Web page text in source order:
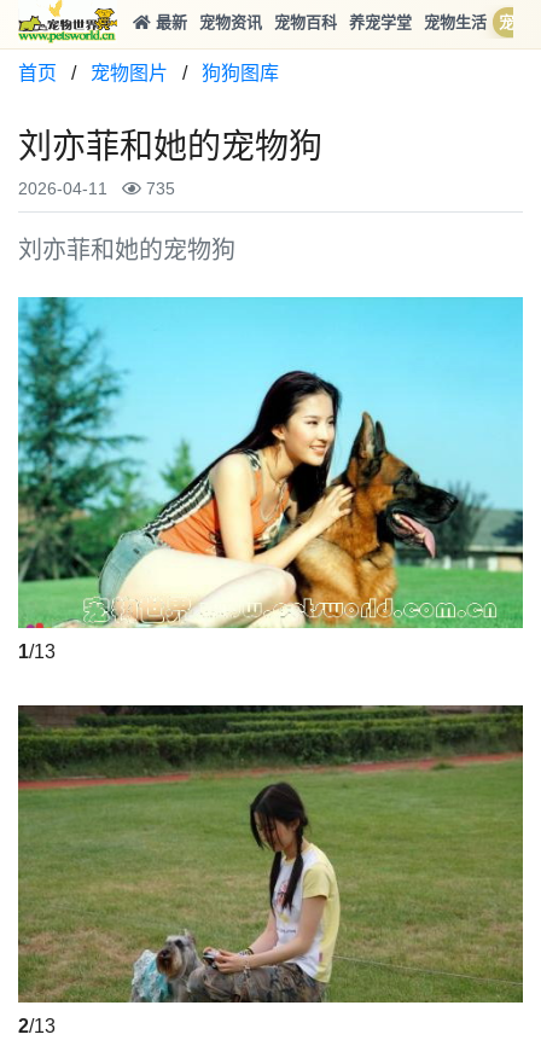
最新 宠物资讯 宠物百科 养宠学堂 宠物生活 宠物
首页 / 宠物图片 / 狗狗图库
刘亦菲和她的宠物狗
2026-04-11 735
刘亦菲和她的宠物狗
1/13
2/13